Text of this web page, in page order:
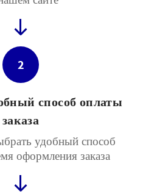
2
способ оплаты
заказа
удобный способ
оформления заказа